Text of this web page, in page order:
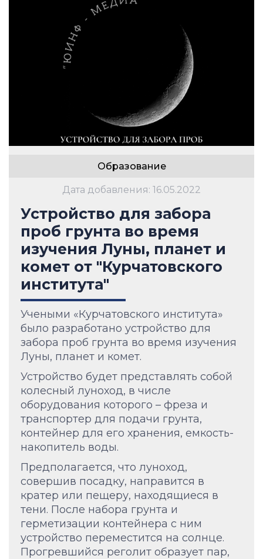
Образование
Дата добавления: 16.05.2022
Устройство для забора
проб грунта во время
изучения Луны, планет и
комет от "Курчатовского
института"
Учеными «Курчатовского института»
было разработано устройство для
забора проб грунта во время изучения
Луны, планет и комет.
Устройство будет представлять собой
колесный луноход, в числе
оборудования которого – фреза и
транспортер для подачи грунта,
контейнер для его хранения, емкость-
накопитель воды.
Предполагается, что луноход,
совершив посадку, направится в
кратер или пещеру, находящиеся в
тени. После набора грунта и
герметизации контейнера с ним
устройство переместится на солнце.
Прогревшийся реголит образует пар,